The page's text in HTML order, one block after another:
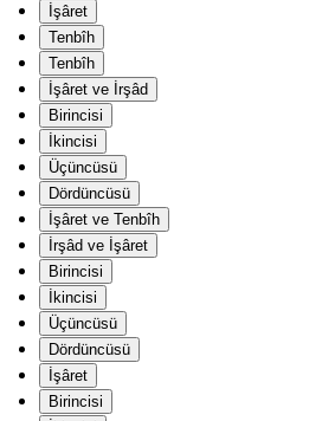
İşâret
Tenbîh
Tenbîh
İşâret ve İrşâd
Birincisi
İkincisi
Üçüncüsü
Dördüncüsü
İşâret ve Tenbîh
İrşâd ve İşâret
Birincisi
İkincisi
Üçüncüsü
Dördüncüsü
İşâret
Birincisi